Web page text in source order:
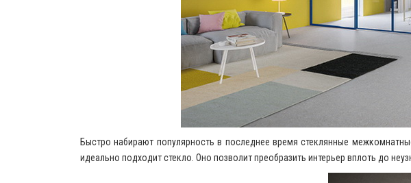
Быстро набирают популярность в последнее время стеклянные
идеально подходит стекло. Оно позволит преобразить интерьер вплоть до